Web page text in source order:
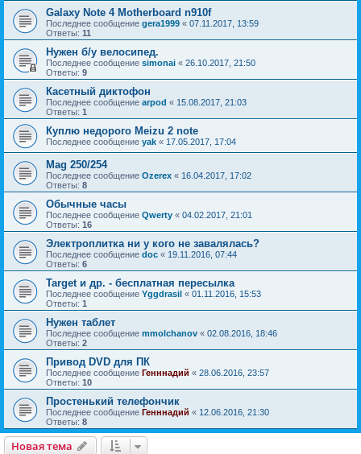
Galaxy Note 4 Motherboard n910f
Последнее сообщение gera1999 « 07.11.2017, 13:59
Ответы: 11
Нужен б/у велосипед.
Последнее сообщение simonai « 26.10.2017, 21:50
Ответы: 9
Касетный диктофон
Последнее сообщение arpod « 15.08.2017, 21:03
Ответы: 1
Куплю недорого Meizu 2 note
Последнее сообщение yak « 17.05.2017, 17:04
Mag 250/254
Последнее сообщение Ozerex « 16.04.2017, 17:02
Ответы: 8
Обычные часы
Последнее сообщение Qwerty « 04.02.2017, 21:01
Ответы: 16
Электроплитка ни у кого не завалялась?
Последнее сообщение doc « 19.11.2016, 07:44
Ответы: 6
Target и др. - бесплатная пересылка
Последнее сообщение Yggdrasil « 01.11.2016, 15:53
Ответы: 1
Нужен таблет
Последнее сообщение mmolchanov « 02.08.2016, 18:46
Ответы: 2
Привод DVD для ПК
Последнее сообщение Генннадий « 28.06.2016, 23:57
Ответы: 10
Простенький телефончик
Последнее сообщение Генннадий « 12.06.2016, 21:30
Ответы: 8
Новая тема
Новаятема